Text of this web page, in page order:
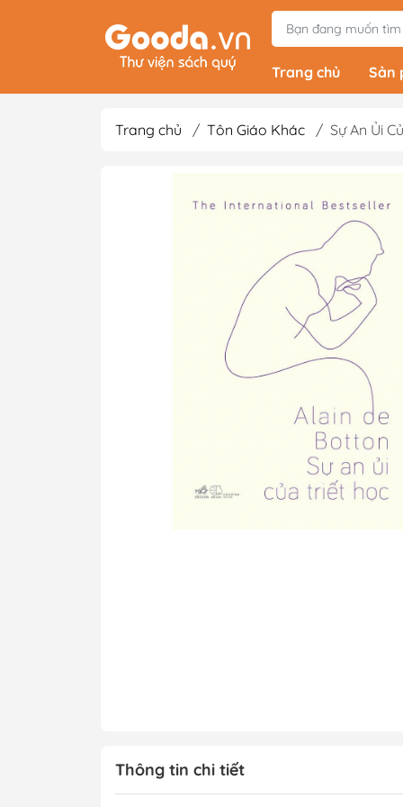
Trang chủ
Sản
Giả Tưởng - Kinh
Thám
Văn Học Kinh Điển
Xem thêm
Sách Ehon &
Tô Màu - Luyện
Kiến Thức Bách
Đạo Đức - Kỹ
Trang chủ / Tôn Giáo Khác / Sự An Ủi
Thông tin chi tiết